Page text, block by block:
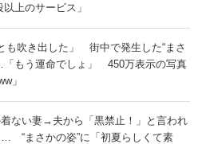
上のサービス」
も吹き出した」 街中で発生した“まさ
もう運命でしょ」 450万表示の写真
」
ない妻→夫から「黒禁止！」と言われ
“まさかの姿”に「初夏らしくて素